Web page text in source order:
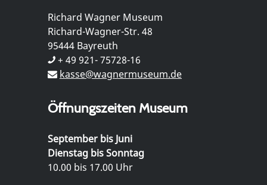
Richard Wagner Museum
Richard-Wagner-Str. 48
95444 Bayreuth
+ 49 921- 75728-16
kasse@wagnermuseum.de
Öffnungszeiten Museum
September bis Juni
Dienstag bis Sonntag
10.00 bis 17.00 Uhr